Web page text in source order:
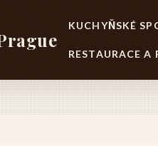
KUCHYŇSKÉ
RESTAURACE A